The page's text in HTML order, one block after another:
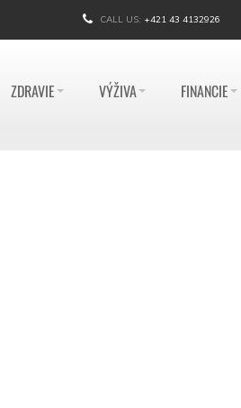
CALL US: +421 43 4132926
ZDRAVIE VÝŽIVA FINANCIE